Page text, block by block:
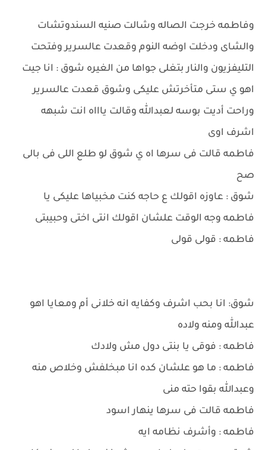
وفاطمه خرجت الصاله وشالت صنيه السندوتشات
والشاى ودخلت اوضه النوم وقعدت عالسرير وفتحت
التليفزيون والنار بتغلى جواها من الغيره شوق : انا جيت
اهو ي ستى متأخرتش عليكى وشوق قعدت عالسرير
وراحت أديت بوسه لعبدالله وقالت ياااه انت شبهه
اشرف اوى
فاطمه قالت فى سرها اه ي شوق لو طلع اللى فى بالى
صح
شوق : عاوزه اقولك ع حاجه كنت مخبياها عليكى يا
فاطمه وجه الوقت علشان اقولك انتى اختى وحبيبتى
فاطمه : قولى قولى
شوق: انا بحب اشرف وكفايه انه خلانى أم ومعايا اهو
عبدالله ومنه ولاده
فاطمه : فوقى يا بنتى دول مش ولادك
فاطمه : ما هو علشان كده انا مبخلفش وخلاص منه
وعبدالله بقوا حته منى
فاطمه قالت فى سرها ينهار اسود
فاطمه : وأشرف نظامه ايه